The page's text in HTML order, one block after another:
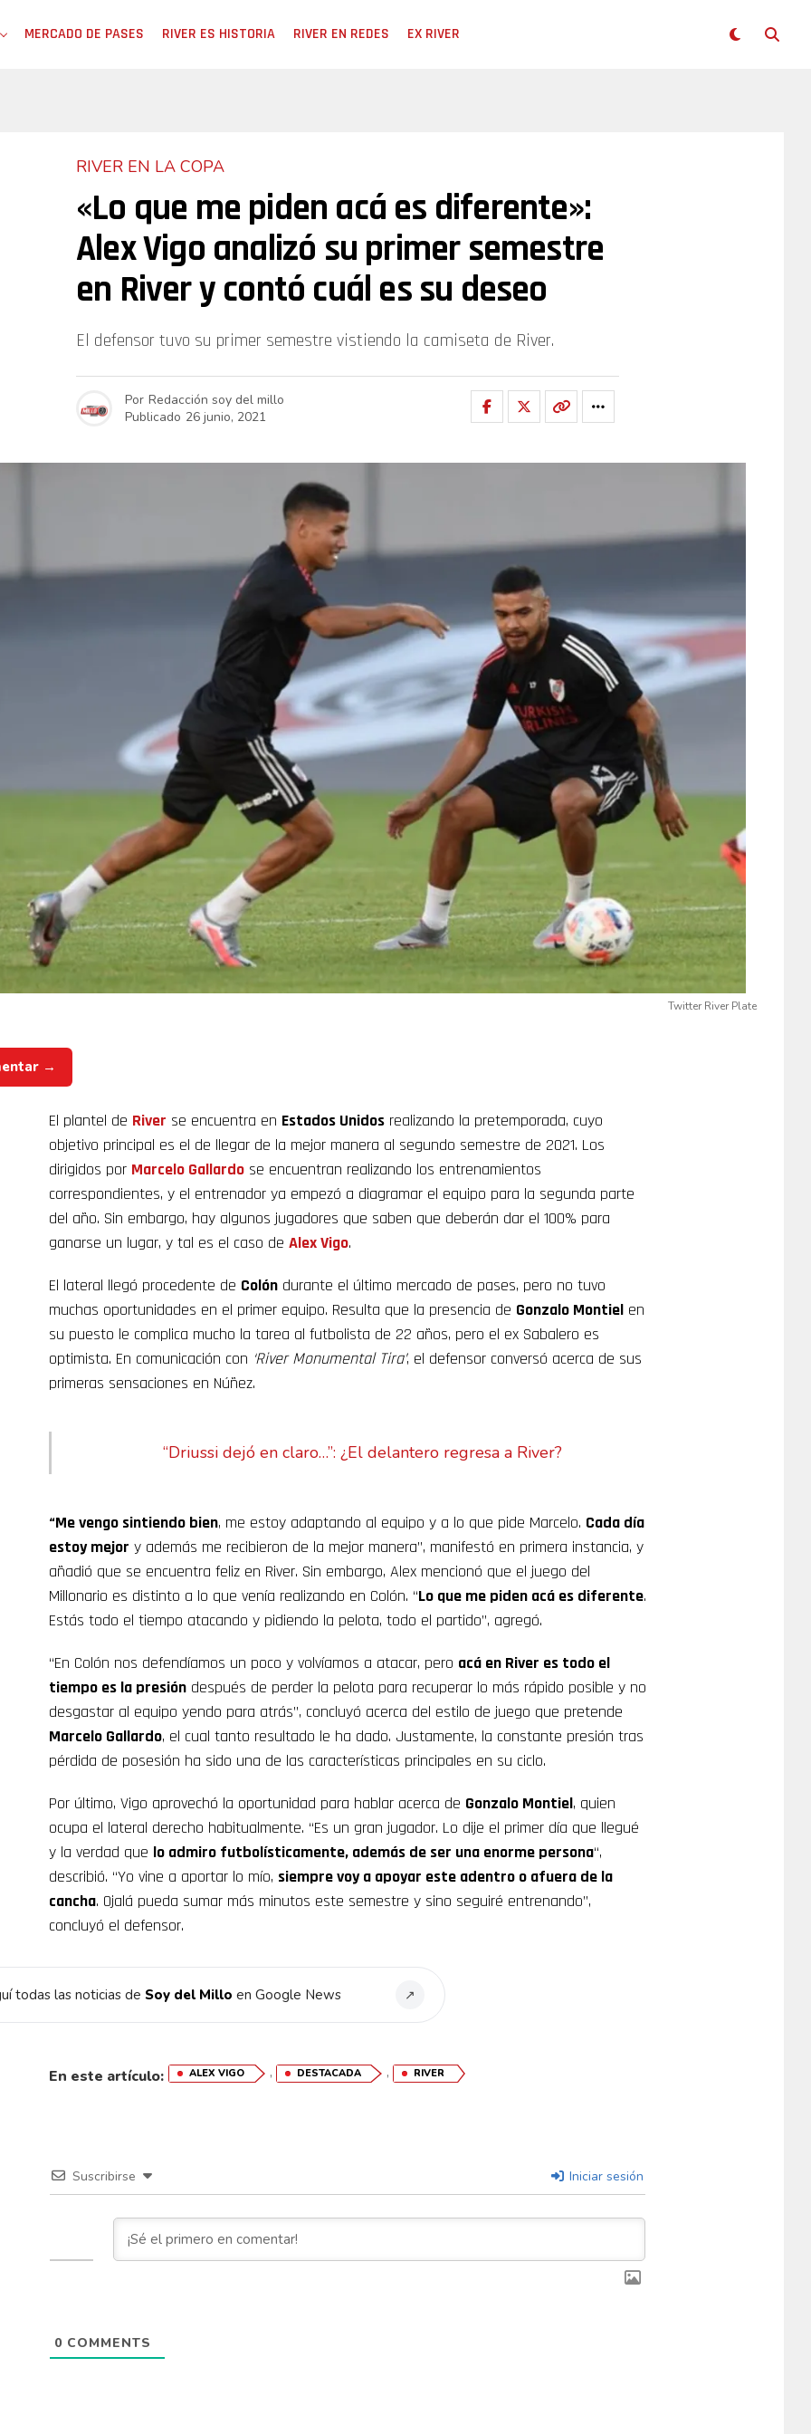
MERCADO DE PASES RIVER ES HISTORIA RIVER EN REDES EX RIVER
RIVER EN LA COPA
«Lo que me piden acá es diferente»:
Alex Vigo analizó su primer semestre
en River y contó cuál es su deseo
El defensor tuvo su primer semestre vistiendo la camiseta de River.
Por Redacción soy del millo
Publicado 26 junio, 2021
Twitter River Plate
→
El plantel de River se encuentra en Estados Unidos realizando la pretemporada, cuyo
objetivo principal es el de llegar de la mejor manera al segundo semestre de 2021. Los
dirigidos por Marcelo Gallardo se encuentran realizando los entrenamientos
correspondientes, y el entrenador ya empezó a diagramar el equipo para la segunda parte
del año. Sin embargo, hay algunos jugadores que saben que deberán dar el 100% para
ganarse un lugar, y tal es el caso de Alex Vigo.
El lateral llegó procedente de Colón durante el último mercado de pases, pero no tuvo
muchas oportunidades en el primer equipo. Resulta que la presencia de Gonzalo Montiel en
su puesto le complica mucho la tarea al futbolista de 22 años, pero el ex Sabalero es
optimista. En comunicación con ‘River Monumental Tira’, el defensor conversó acerca de sus
primeras sensaciones en Núñez.
“Driussi dejó en claro…”: ¿El delantero regresa a River?
“Me vengo sintiendo bien, me estoy adaptando al equipo y a lo que pide Marcelo. Cada día
estoy mejor y además me recibieron de la mejor manera”, manifestó en primera instancia, y
añadió que se encuentra feliz en River. Sin embargo, Alex mencionó que el juego del
Millonario es distinto a lo que venía realizando en Colón. “Lo que me piden acá es diferente.
Estás todo el tiempo atacando y pidiendo la pelota, todo el partido”, agregó.
“En Colón nos defendíamos un poco y volvíamos a atacar, pero acá en River es todo el
tiempo es la presión después de perder la pelota para recuperar lo más rápido posible y no
desgastar al equipo yendo para atrás”, concluyó acerca del estilo de juego que pretende
Marcelo Gallardo, el cual tanto resultado le ha dado. Justamente, la constante presión tras
pérdida de posesión ha sido una de las características principales en su ciclo.
Por último, Vigo aprovechó la oportunidad para hablar acerca de Gonzalo Montiel, quien
ocupa el lateral derecho habitualmente. “Es un gran jugador. Lo dije el primer día que llegué
y la verdad que lo admiro futbolísticamente, además de ser una enorme persona“,
describió. “Yo vine a aportar lo mío, siempre voy a apoyar este adentro o afuera de la
cancha. Ojalá pueda sumar más minutos este semestre y sino seguiré entrenando”,
concluyó el defensor.
todas las noticias de Soy del Millo en Google News ↗
En este artículo: ALEX VIGO , DESTACADA , RIVER
Suscribirse Iniciar sesión
0 COMMENTS